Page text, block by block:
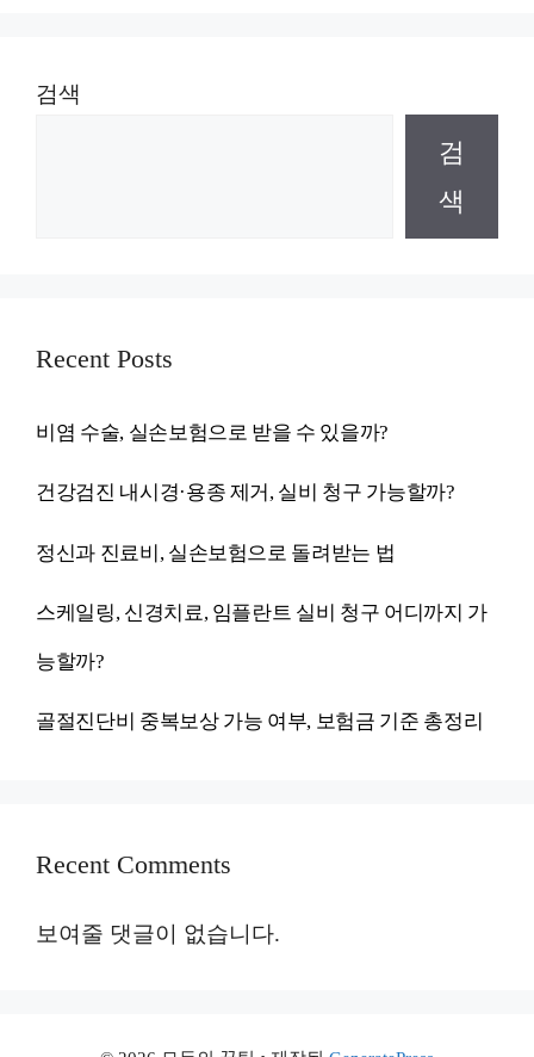
검색
검
색
Recent Posts
비염 수술, 실손보험으로 받을 수 있을까?
건강검진 내시경·용종 제거, 실비 청구 가능할까?
정신과 진료비, 실손보험으로 돌려받는 법
스케일링, 신경치료, 임플란트 실비 청구 어디까지 가
능할까?
골절진단비 중복보상 가능 여부, 보험금 기준 총정리
Recent Comments
보여줄 댓글이 없습니다.